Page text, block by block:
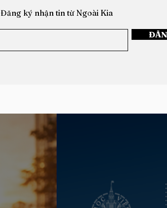
msmy: Tìm Thấy Chính
Đăng ký nhận tin từ Ngoài Kia